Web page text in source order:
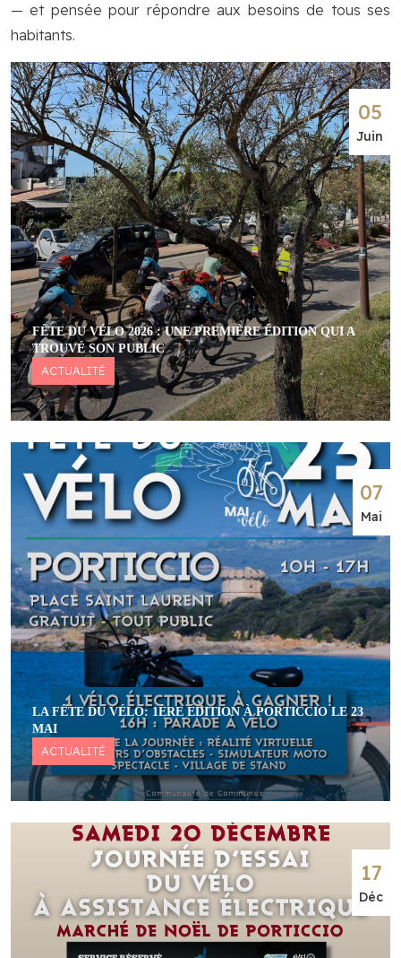
— et pensée pour répondre aux besoins de tous ses
habitants.
05
Juin
FÊTE DU VÉLO 2026 : UNE PREMIÈRE ÉDITION QUI A
TROUVÉ SON PUBLIC
ACTUALITÉ
07
Mai
LA FÊTE DU VÉLO: 1ÈRE ÉDITION À PORTICCIO LE 23
MAI
ACTUALITÉ
17
Déc